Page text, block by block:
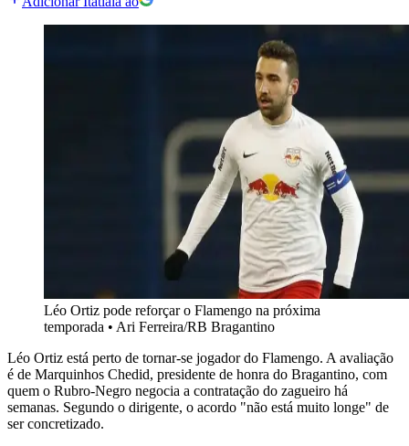
Léo Ortiz pode reforçar o Flamengo na próxima
temporada • Ari Ferreira/RB Bragantino
Léo Ortiz está perto de tornar-se jogador do Flamengo. A avaliação
é de Marquinhos Chedid, presidente de honra do Bragantino, com
quem o Rubro-Negro negocia a contratação do zagueiro há
semanas. Segundo o dirigente, o acordo "não está muito longe" de
ser concretizado.